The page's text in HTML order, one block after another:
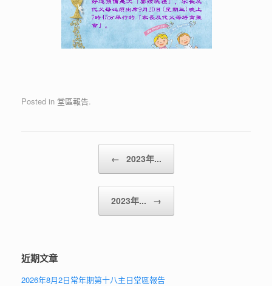
Posted in 堂區報告.
Post navigation
← 2023年...
2023年... →
近期文章
2026年8月2日常年期第十八主日堂區報告